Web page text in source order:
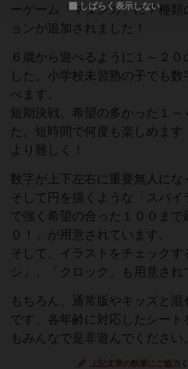
ーゲーム「マタンガ」に７種類
ョンが追加されました！
６歳から遊べるように１～２０
した。小学校未習熟の子でも
べます。
短期決戦、希望の多かった１～
た。短時間で何度も楽しめます
より難しく！
数字が上下左右に重要無人にな
そして円を描くような「スパ
で強く希望の合った１００まで
０！」が用意されています。
そして、イラストをチェックす
シ」、「クロック」も用意され
もちろん、通常版やキッズと
です。各年齢に対応したシー
もみんなで是非遊んでください。
上記文章の執筆にご協力
しばらく表示しない